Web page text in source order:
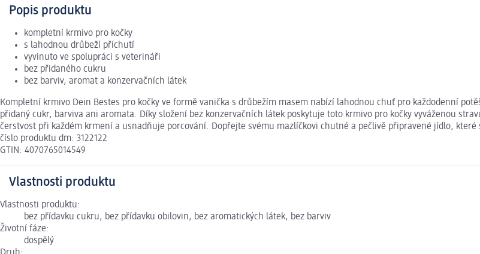
Popis produktu
kompletní krmivo pro kočky
s lahodnou drůbeží příchutí
vyvinuto ve spolupráci s veterináři
bez přidaného cukru
bez barviv, aromat a konzervačních látek
Kompletní krmivo Dein Bestes pro kočky ve formě vanička s drůbežím masem nabízí lahodnou chuť pro každodenní
přidaný cukr, barviva ani aromata. Díky složení bez konzervačních látek poskytuje toto krmivo pro kočky vyváženou
čerstvost při každém krmení a usnadňuje porcování. Dopřejte svému mazlíčkovi chutné a pečlivě připravené jídlo, které
číslo produktu dm: 3122122
GTIN: 4070765014549
Vlastnosti produktu
Vlastnosti produktu:
bez přídavku cukru, bez přídavku obilovin, bez aromatických látek, bez barviv
Životní fáze:
dospělý